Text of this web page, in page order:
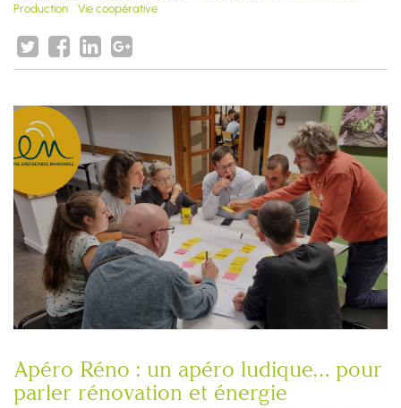
Production
Vie coopérative
Apéro Réno : un apéro ludique… pour
parler rénovation et énergie